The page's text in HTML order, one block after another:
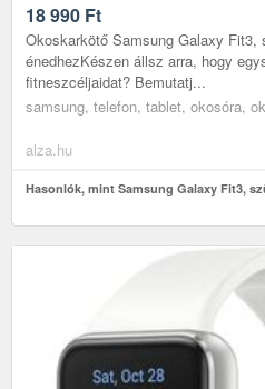
18 990 Ft
Okoskarkötő Samsung Galaxy Fit3,
énedhezKészen állsz arra, hogy
fitneszcéljaidat? Bemutatj...
samsung, telefon, tablet, okosóra,
alza.hu
Hasonlók, mint Samsung Galaxy Fit3,